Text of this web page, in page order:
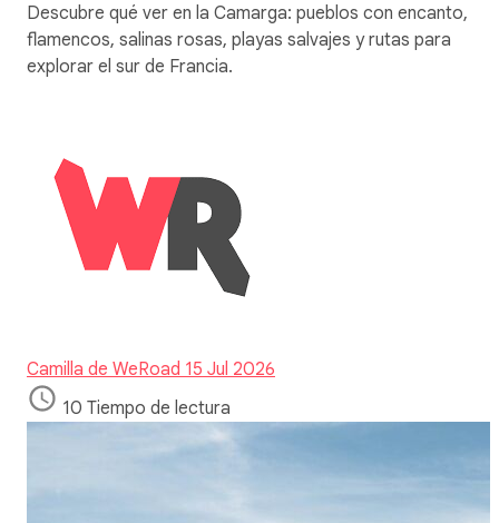
Descubre qué ver en la Camarga: pueblos con encanto,
flamencos, salinas rosas, playas salvajes y rutas para
explorar el sur de Francia.
Camilla de WeRoad 15 Jul 2026
10 Tiempo de lectura